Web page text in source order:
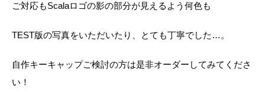
ご対応もScalaロゴの影の部分が見えるよう何色も
TEST版の写真をいただいたり、とても丁寧でした…。
自作キーキャップご検討の方は是非オーダーしてみてくださ
い！